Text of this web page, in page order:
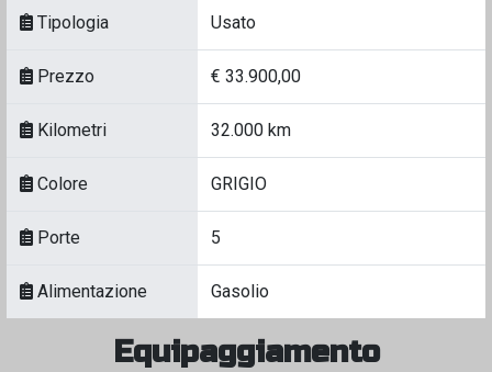
Tipologia Usato
Prezzo € 33.900,00
Kilometri 32.000 km
Colore GRIGIO
Porte 5
Alimentazione Gasolio
Equipaggiamento